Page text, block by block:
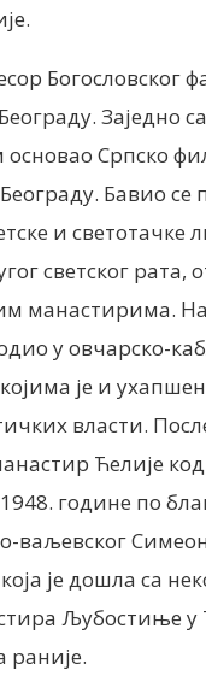
Богословског
Заједно
Српско
Бавио
и светотачке
светског рата,
манастирима.
у овчарско-
је и
власти.
Ћелије
године по
ваљевског
је дошла са
Љубостиње у
раније.